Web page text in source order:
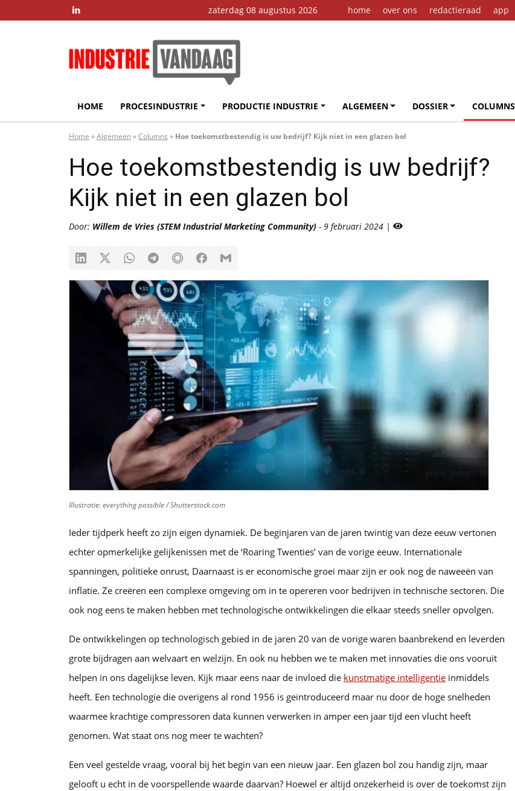
 zaterdag 08 augustus 2026 home over ons redactieraad app
HOME PROCESINDUSTRIE PRODUCTIE INDUSTRIE ALGEMEEN DOSSIER COLUMNS
Home »Algemeen»Columns » Hoe toekomstbestendig is uw bedrijf? Kijk niet in een glazen bol
Hoe toekomstbestendig is uw bedrijf?
Kijk niet in een glazen bol
Door: Willem de Vries (STEM Industrial Marketing Community) - 9 februari 2024 |
Illustratie: everything possible / Shutterstock.com
Ieder tijdperk heeft zo zijn eigen dynamiek. De beginjaren van de jaren twintig van deze eeuw vertonen
echter opmerkelijke gelijkenissen met de ‘Roaring Twenties’ van de vorige eeuw. Internationale
spanningen, politieke onrust, Daarnaast is er economische groei maar zijn er ook nog de naweeën van
inflatie. Ze creëren een complexe omgeving om in te opereren voor bedrijven in technische sectoren. Die
ook nog eens te maken hebben met technologische ontwikkelingen die elkaar steeds sneller opvolgen.
De ontwikkelingen op technologisch gebied in de jaren 20 van de vorige waren baanbrekend en leverden
grote bijdragen aan welvaart en welzijn. En ook nu hebben we te maken met innovaties die ons vooruit
helpen in ons dagelijkse leven. Kijk maar eens naar de invloed die kunstmatige intelligentie inmiddels
heeft. Een technologie die overigens al rond 1956 is geïntroduceerd maar nu door de hoge snelheden
waarmee krachtige compressoren data kunnen verwerken in amper een jaar tijd een vlucht heeft
genomen. Wat staat ons nog meer te wachten?
Een veel gestelde vraag, vooral bij het begin van een nieuw jaar. Een glazen bol zou handig zijn, maar
gelooft u echt in de voorspellende waarde daarvan? Hoewel er altijd onzekerheid is over de toekomst zijn